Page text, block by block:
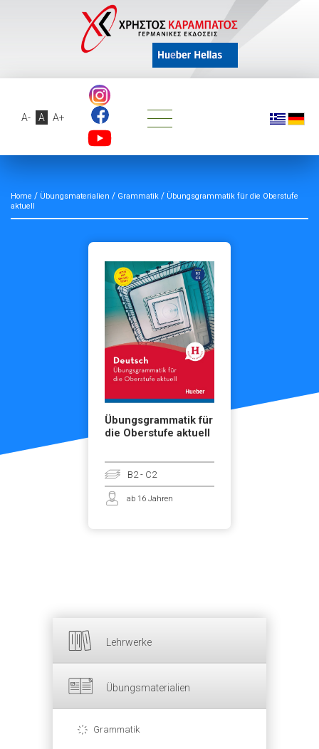
A- A A+
Lehrwerke
Übungsmaterialien
Grammatik
Home / Übungsmaterialien / Grammatik / Übungsgrammatik für die Oberstufe
aktuell
Übungsgrammatik für
die Oberstufe aktuell
B2 - C2
ab 16 Jahren